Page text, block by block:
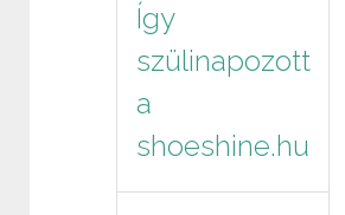
Így
szülinapozott
a
shoeshine.hu